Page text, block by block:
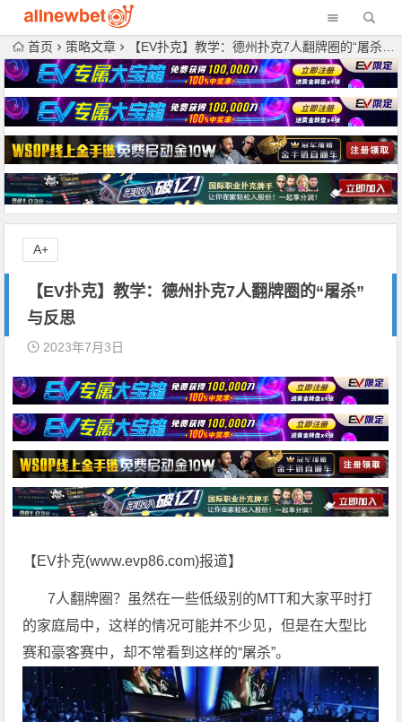
首页 策略文章 【EV扑克】教学：德州扑克7人翻牌圈的“屠杀”与反思
【EV扑克】教学：德州扑克7人翻牌圈的“屠杀”
与反思
2023年7月3日
【EV扑克(www.evp86.com)报道】
7人翻牌圈？虽然在一些低级别的MTT和大家平时打
的家庭局中，这样的情况可能并不少见，但是在大型比
赛和豪客赛中，却不常看到这样的“屠杀”。
A+